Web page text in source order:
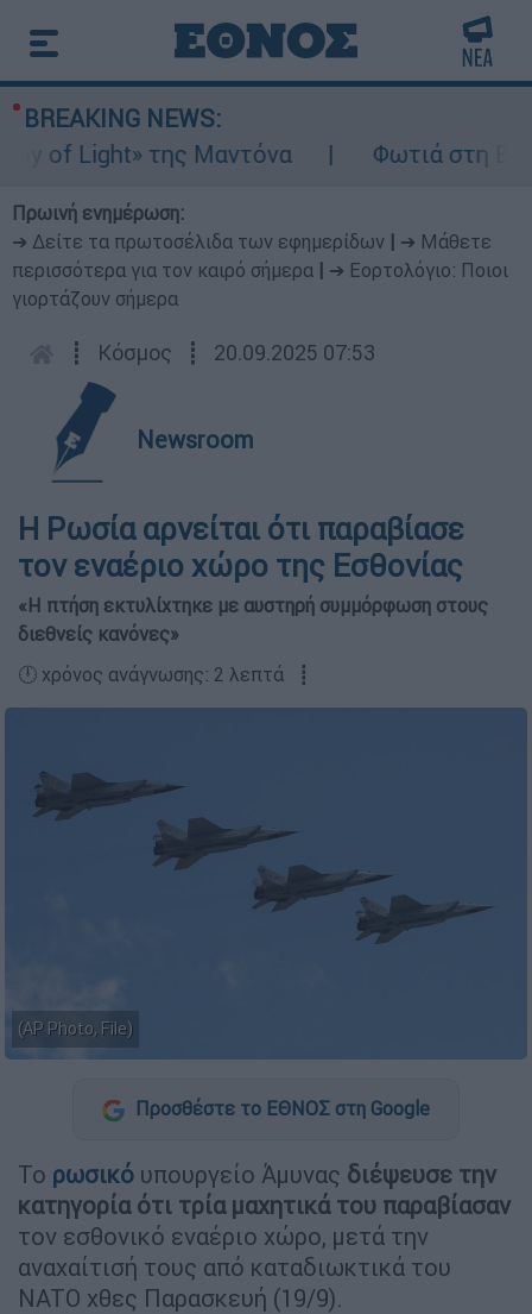
BREAKING NEWS:
of Light» της Μαντόνα
Φωτιά στη
Πρωινή ενημέρωση:
➔ Δείτε τα πρωτοσέλιδα των εφημερίδων
➔ Μάθετε
περισσότερα για τον καιρό σήμερα
➔ Εορτολόγιο: Ποιοι
γιορτάζουν σήμερα
┋ Κόσμος ┋ 20.09.2025 07:53
Newsroom
Η Ρωσία αρνείται ότι παραβίασε
τον εναέριο χώρο της Εσθονίας
«Η πτήση εκτυλίχτηκε με αυστηρή συμμόρφωση στους
διεθνείς κανόνες»
🕛 χρόνος ανάγνωσης: 2 λεπτά ┋
(AP Photo, File)
Προσθέστε το ΕΘΝΟΣ στη Google
Το ρωσικό υπουργείο Άμυνας διέψευσε την
κατηγορία ότι τρία μαχητικά του παραβίασαν
τον εσθονικό εναέριο χώρο, μετά την
αναχαίτισή τους από καταδιωκτικά του
NATO χθες Παρασκευή (19/9).